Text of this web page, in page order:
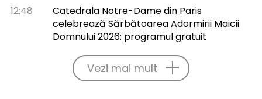
12:48
Catedrala Notre-Dame din Paris
celebrează Sărbătoarea Adormirii Maicii
Domnului 2026: programul gratuit
Vezi mai mult